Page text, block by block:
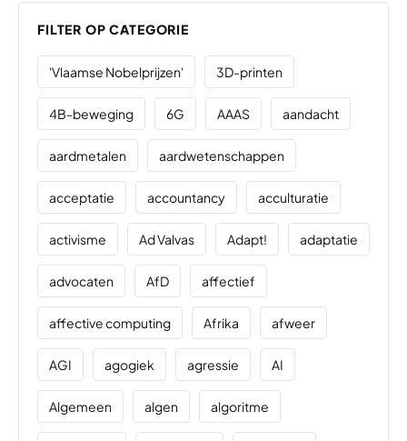
FILTER OP CATEGORIE
'Vlaamse Nobelprijzen' 3D-printen
4B-beweging 6G AAAS aandacht
aardmetalen aardwetenschappen
acceptatie accountancy acculturatie
activisme Ad Valvas Adapt! adaptatie
advocaten AfD affectief
affective computing Afrika afweer
AGI agogiek agressie AI
Algemeen algen algoritme